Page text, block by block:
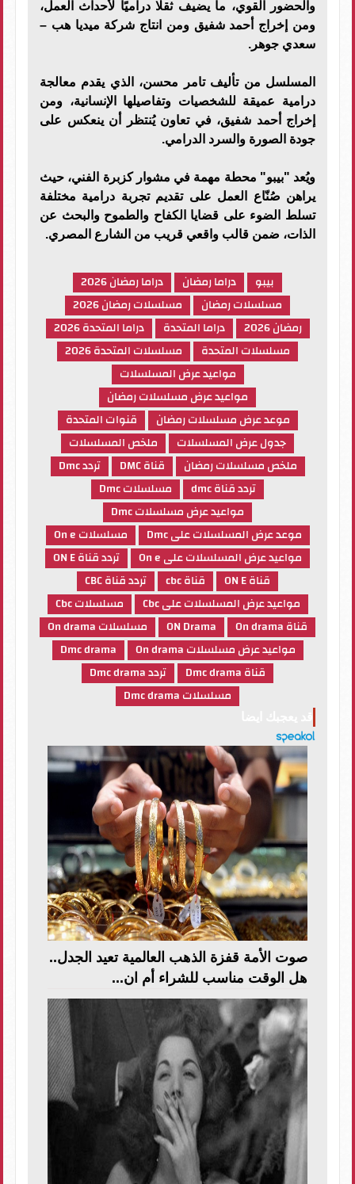
والحضور القوي، ما يضيف ثقلًا دراميًا لأحداث العمل،
ومن إخراج أحمد شفيق ومن انتاج شركة ميديا هب –
سعدي جوهر.
المسلسل من تأليف تامر محسن، الذي يقدم معالجة
درامية عميقة للشخصيات وتفاصيلها الإنسانية، ومن
إخراج أحمد شفيق، في تعاون يُنتظر أن ينعكس على
جودة الصورة والسرد الدرامي.
ويُعد "بيبو" محطة مهمة في مشوار كزبرة الفني، حيث
يراهن صُنّاع العمل على تقديم تجربة درامية مختلفة
تسلط الضوء على قضايا الكفاح والطموح والبحث عن
الذات، ضمن قالب واقعي قريب من الشارع المصري.
بيبو دراما رمضان
دراما رمضان 2026
مسلسلات رمضان
مسلسلات رمضان 2026
رمضان 2026
دراما المتحدة
دراما المتحدة 2026
مسلسلات المتحدة
مسلسلات المتحدة 2026
مواعيد عرض المسلسلات
مواعيد عرض مسلسلات رمضان
موعد عرض مسلسلات رمضان
قنوات المتحدة
جدول عرض المسلسلات
ملخص المسلسلات
ملخص مسلسلات رمضان
قناة DMC
تردد Dmc
تردد قناة dmc
مسلسلات Dmc
مواعيد عرض مسلسلات Dmc
موعد عرض المسلسلات على Dmc
مسلسلات On e
مواعيد عرض المسلسلات على On e
تردد قناة ON E
قناة ON E
قناة cbc
تردد قناة CBC
مواعيد عرض المسلسلات على Cbc
مسلسلات Cbc
قناة On drama
ON Drama
مسلسلات On drama
مواعيد عرض مسلسلات On drama
Dmc drama
قناة Dmc drama
تردد Dmc drama
مسلسلات Dmc drama
صوت الأمة قفزة الذهب العالمية تعيد الجدل..
هل الوقت مناسب للشراء أم ان...